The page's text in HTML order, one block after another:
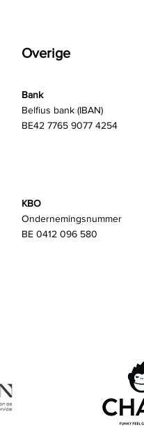
Overige
Bank
Belfius bank (IBAN)
BE42 7765 9077 4254
KBO
Ondernemingsnummer
BE 0412 096 580